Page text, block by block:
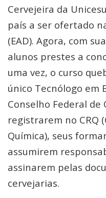
Cervejeira da
país a ser ofertado
(EAD). Agora, com
alunos prestes a
uma vez, o curso
único Tecnólogo em
Conselho Federal de
registrarem no CRQ
Química), seus
assumirem
assinarem pelas
cervejarias.